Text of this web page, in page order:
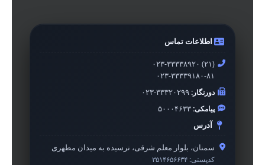
اطلاعات تماس
۰۲۳-۳۳۳۳۸۹۲۰ (۲۱)
۰۲۳-۳۳۳۳۹۱۸۰-۸۱
دورنگار:۰۲۳-۳۳۳۲۰۲۹۹
پیامکی:۵۰۰۰۴۶۳۳
آدرس
سمنان، بلوار معلم شرقی، نرسیده به میدان مطهری
کدپستی: ۳۵۱۴۶۵۶۶۳۴